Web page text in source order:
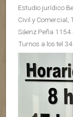
Estudio jurídico
Civil y Comercial,
Sáenz Peña 1154
Turnos a los tel